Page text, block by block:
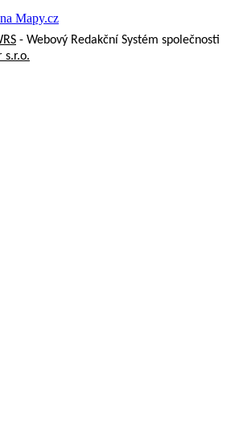
- Webový Redakční Systém společnosti
s.r.o.